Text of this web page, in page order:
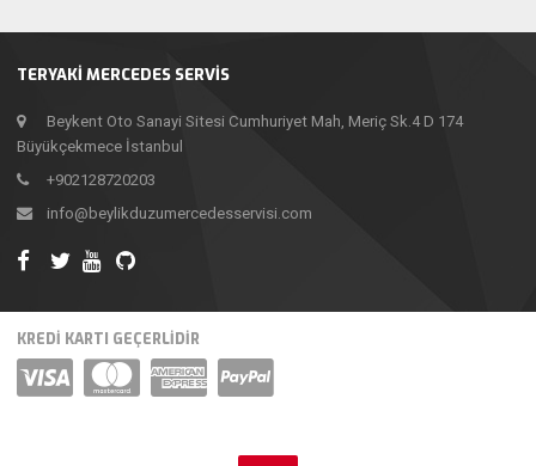
TERYAKI MERCEDES SERVIS
Beykent Oto Sanayi Sitesi Cumhuriyet Mah, Meriç Sk.4 D 174
Büyükçekmece İstanbul
+902128720203
info@beylikduzumercedesservisi.com
KREDİ KARTI GEÇERLİDİR